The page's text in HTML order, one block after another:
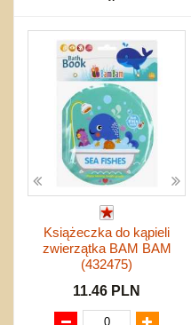
Książeczka do kąpieli
zwierzątka BAM BAM
(432475)
11.46 PLN